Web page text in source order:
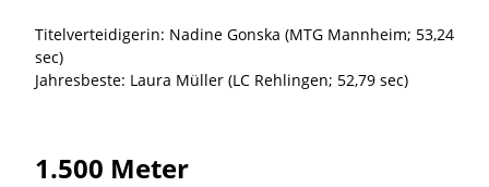
Titelverteidigerin: Nadine Gonska (MTG Mannheim; 53,24
sec)
Jahresbeste: Laura Müller (LC Rehlingen; 52,79 sec)
1.500 Meter